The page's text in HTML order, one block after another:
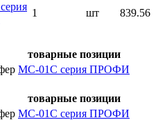
1 шт 839.56
товарные позиции
МС-01С серия ПРОФИ
товарные позиции
МС-01С серия ПРОФИ